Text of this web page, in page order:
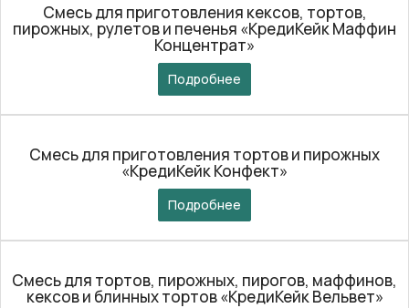
Смесь для приготовления кексов, тортов,
пирожных, рулетов и печенья «КредиКейк Маффин
Концентрат»
Подробнее
Смесь для приготовления тортов и пирожных
«КредиКейк Конфект»
Подробнее
Смесь для тортов, пирожных, пирогов, маффинов,
кексов и блинных тортов «КредиКейк Вельвет»